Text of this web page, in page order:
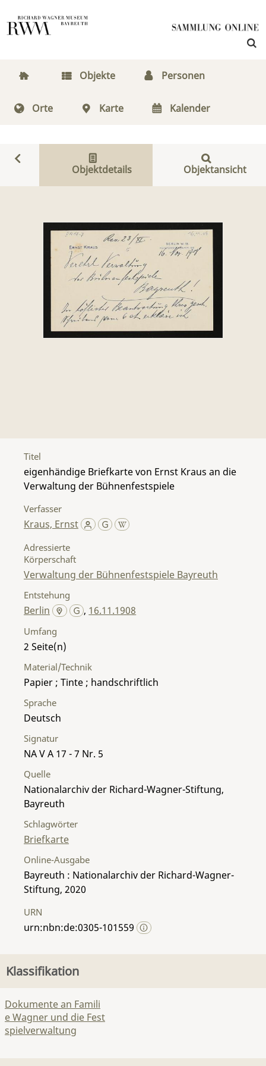
Objekte Personen
Orte Karte Kalender
Objektdetails Objektansicht
Titel
eigenhändige Briefkarte von Ernst Kraus an die
Verwaltung der Bühnenfestspiele
Verfasser
Kraus, Ernst
Adressierte
Körperschaft
Verwaltung der Bühnenfestspiele Bayreuth
Entstehung
Berlin , 16.11.1908
Umfang
2
Material/Technik
Papier ; Tinte ; handschriftlich
Sprache
Deutsch
Signatur
NA V A 17 - 7 Nr. 5
Quelle
Nationalarchiv der Richard-Wagner-Stiftung,
Bayreuth
Schlagwörter
Briefkarte
Online-Ausgabe
Bayreuth : Nationalarchiv der Richard-Wagner-
Stiftung, 2020
URN
urn:nbn:de:0305-101559
Klassifikation
Dokumente an Famili
e Wagner und die Fest
spielverwaltung